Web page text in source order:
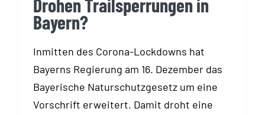
Drohen Trailsperrungen in
Bayern?
Inmitten des Corona-Lockdowns hat
Bayerns Regierung am 16. Dezember das
Bayerische Naturschutzgesetz um eine
Vorschrift erweitert. Damit droht eine